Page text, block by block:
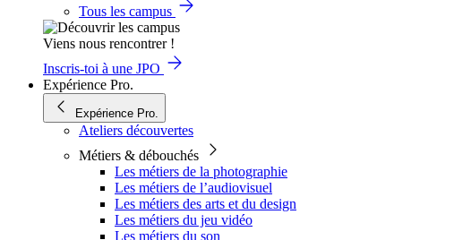
Tous les campus
Viens nous rencontrer !
Inscris-toi à une JPO
Expérience Pro.
Expérience Pro.
Ateliers découvertes
Métiers & débouchés
Les métiers de la photographie
Les métiers de l’audiovisuel
Les métiers des arts et du design
Les métiers du jeu vidéo
Les métiers du son